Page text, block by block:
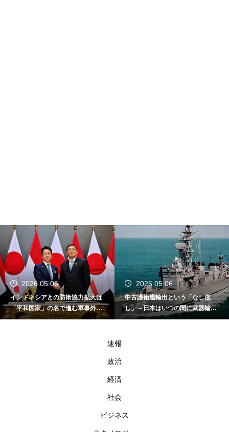
2026.05.06
インドネシアとの防衛協力拡大は
「平和国家」の名で進む軍事外交
である
2026.05.06
中古護衛艦輸出という「なし崩
し」～日本はいつの間に武器輸出
国家になったのか～
速報
政治
経済
社会
ビジネス